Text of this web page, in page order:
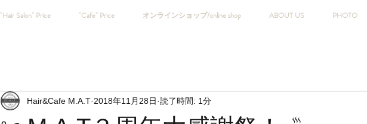
"Hair Salon" Price "Cafe" Price オンラインショップ/online shop ABOUT US PHOTO
Hair&Cafe M.A.T 2018年11月28日 読了時間: 1分